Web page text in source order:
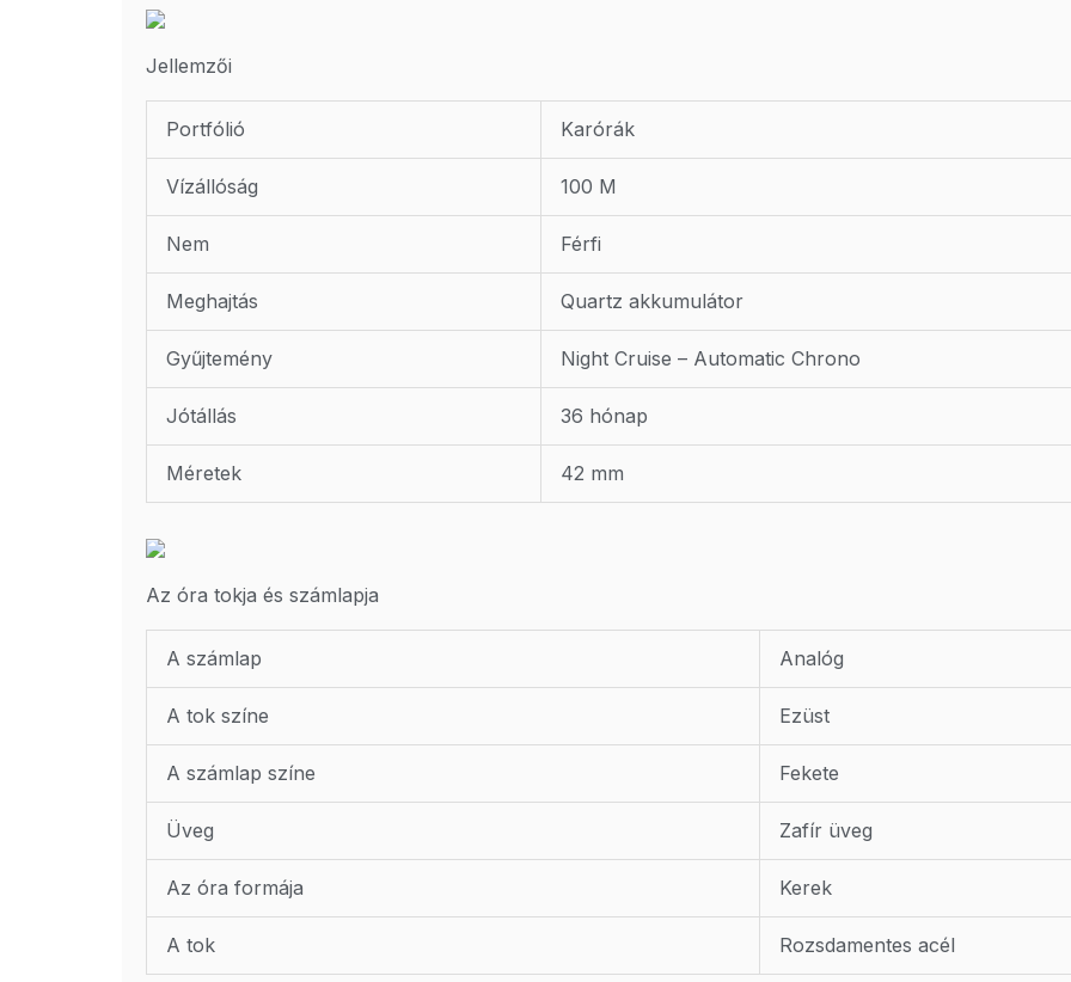
merem ajánlani az ÓraChronó
Jellemzői
Portfólió Karórák
Vízállóság 100 M
Nem Férfi
Meghajtás Quartz akkumulátor
Gyűjtemény Night Cruise – Automatic Chrono
Jótállás 36 hónap
Méretek 42 mm
Az óra tokja és számlapja
A számlap Analóg
A tok színe Ezüst
A számlap színe Fekete
Üveg Zafír üveg
Az óra formája Kerek
A tok Rozsdamentes acél